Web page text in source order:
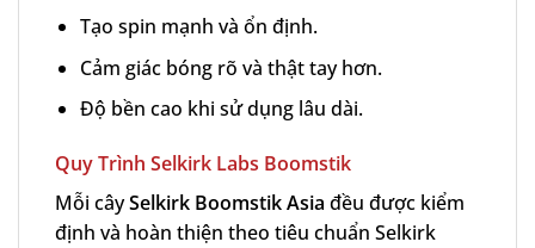
Tạo spin mạnh và ổn định.
Cảm giác bóng rõ và thật tay hơn.
Độ bền cao khi sử dụng lâu dài.
Quy Trình Selkirk Labs Boomstik
Mỗi câySelkirk Boomstik Asia đều được kiểm
định và hoàn thiện theo tiêu chuẩn Selkirk